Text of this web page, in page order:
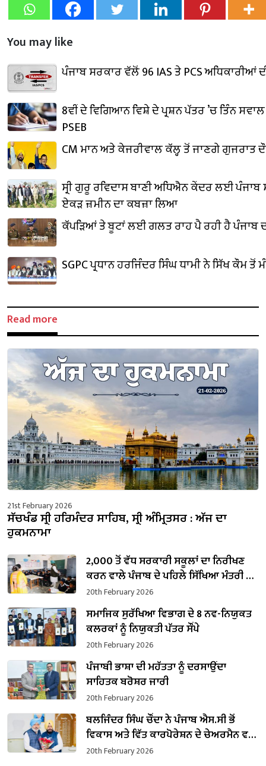
You may like
ਪੰਜਾਬ ਸਰਕਾਰ ਵੱਲੋਂ 96 IAS ਤੇ PCS
8ਵੀਂ ਦੇ ਵਿਗਿਆਨ ਵਿਸ਼ੇ ਦੇ ਪ੍ਰਸ਼ਨ ਪੱਤਰ ’ਚ ਤਿੰਨ
PSEB
CM ਮਾਨ ਅਤੇ ਕੇਜਰੀਵਾਲ ਕੱਲ੍ਹ ਤੋਂ ਜਾਣਗੇ ਗੁਜਰਾਤ
ਸ੍ਰੀ ਗੁਰੂ ਰਵਿਦਾਸ ਬਾਣੀ ਅਧਿਐਨ ਕੇਂਦਰ ਲਈ ਪੰਜਾਬ
ਏਕੜ ਜ਼ਮੀਨ ਦਾ ਕਬਜ਼ਾ ਲਿਆ
ਕੱਪੜਿਆਂ ਤੇ ਬੂਟਾਂ ਲਈ ਗਲਤ ਰਾਹ ਪੈ ਰਹੀ ਹੈ ਪੰਜਾਬ
SGPC ਪ੍ਰਧਾਨ ਹਰਜਿੰਦਰ ਸਿੰਘ ਧਾਮੀ ਨੇ ਸਿੱਖ ਕੌਮ
Read more
21st February 2026
ਸੱਚਖੰਡ ਸ੍ਰੀ ਹਰਿਮੰਦਰ ਸਾਹਿਬ, ਸ੍ਰੀ ਅੰਮ੍ਰਿਤਸਰ : ਅੱਜ ਦਾ
ਹੁਕਮਨਾਮਾ
2,000 ਤੋਂ ਵੱਧ ਸਰਕਾਰੀ ਸਕੂਲਾਂ ਦਾ ਨਿਰੀਖਣ
ਕਰਨ ਵਾਲੇ ਪੰਜਾਬ ਦੇ ਪਹਿਲੇ ਸਿੱਖਿਆ ਮੰਤਰੀ ਬਣੇ
ਹਰਜੋਤ ਸਿੰਘ ਬੈਂਸ
20th February 2026
ਸਮਾਜਿਕ ਸੁਰੱਖਿਆ ਵਿਭਾਗ ਦੇ 8 ਨਵ-ਨਿਯੁਕਤ
ਕਲਰਕਾਂ ਨੂੰ ਨਿਯੁਕਤੀ ਪੱਤਰ ਸੌਂਪੇ
20th February 2026
ਪੰਜਾਬੀ ਭਾਸ਼ਾ ਦੀ ਮਹੱਤਤਾ ਨੂੰ ਦਰਸਾਉਂਦਾ
ਸਾਹਿਤਕ ਬਰੋਸ਼ਰ ਜਾਰੀ
20th February 2026
ਬਲਜਿੰਦਰ ਸਿੰਘ ਚੌਂਦਾ ਨੇ ਪੰਜਾਬ ਐਸ.ਸੀ ਭੋਂ
ਵਿਕਾਸ ਅਤੇ ਵਿੱਤ ਕਾਰਪੋਰੇਸ਼ਨ ਦੇ ਚੇਅਰਮੈਨ ਵਜੋਂ
ਸੰਭਾਲਿਆ ਕਾਰਜਭਾਰ
20th February 2026